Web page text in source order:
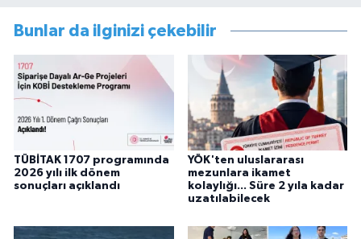
Bunlar da ilginizi çekebilir
TÜBİTAK 1707 programında
2026 yılı ilk dönem
sonuçları açıklandı
YÖK'ten uluslararası
mezunlara ikamet
kolaylığı... Süre 2 yıla kadar
uzatılabilecek